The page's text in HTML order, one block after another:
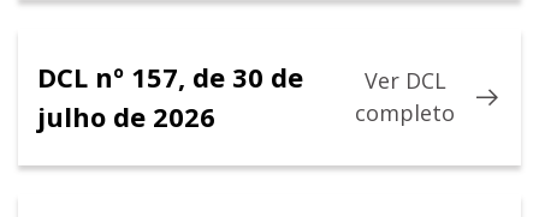
DCL nº 157, de 30 de
julho de 2026
Ver DCL
completo